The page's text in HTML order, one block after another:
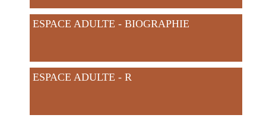
ESPACE ADULTE - BIOGRAPHIE
ESPACE ADULTE - R